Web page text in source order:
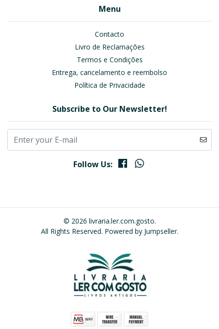
Menu
Contacto
Livro de Reclamações
Termos e Condições
Entrega, cancelamento e reembolso
Política de Privacidade
Subscribe to Our Newsletter!
Follow Us:
© 2026 livraria.ler.com.gosto.
All Rights Reserved. Powered by Jumpseller.